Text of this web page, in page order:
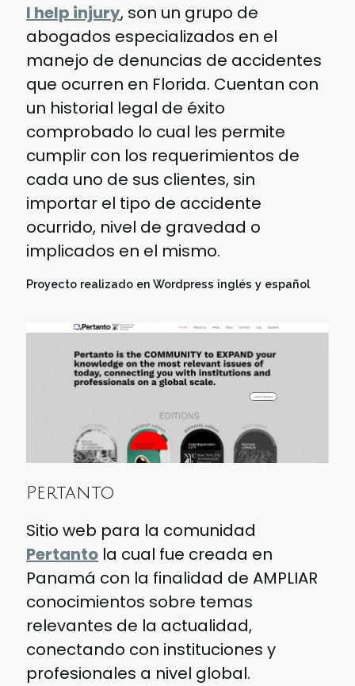
I help injury, son un grupo de
abogados especializados en el
manejo de denuncias de accidentes
que ocurren en Florida. Cuentan con
un historial legal de éxito
comprobado lo cual les permite
cumplir con los requerimientos de
cada uno de sus clientes, sin
importar el tipo de accidente
ocurrido, nivel de gravedad o
implicados en el mismo.
Proyecto realizado en Wordpress inglés y español
Pertanto
Sitio web para la comunidad
Pertanto la cual fue creada en
Panamá con la finalidad de AMPLIAR
conocimientos sobre temas
relevantes de la actualidad,
conectando con instituciones y
profesionales a nivel global.